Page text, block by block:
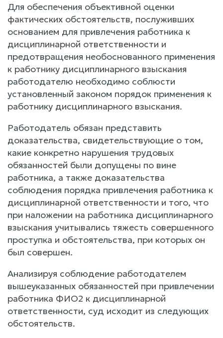
Для обеспечения объективной оценки
фактических обстоятельств, послуживших
основанием для привлечения работника к
дисциплинарной ответственности и
предотвращения необоснованного применения
к работнику дисциплинарного взыскания
работодателю необходимо соблюсти
установленный законом порядок применения к
работнику дисциплинарного взыскания.
Работодатель обязан представить
доказательства, свидетельствующие о том,
какие конкретно нарушения трудовых
обязанностей были допущены по вине
работника, а также доказательства
соблюдения порядка привлечения работника к
дисциплинарной ответственности и того, что
при наложении на работника дисциплинарного
взыскания учитывались тяжесть совершенного
проступка и обстоятельства, при которых он
был совершен.
Анализируя соблюдение работодателем
вышеуказанных обязанностей при привлечении
работника ФИО2 к дисциплинарной
ответственности, суд исходит из следующих
обстоятельств.